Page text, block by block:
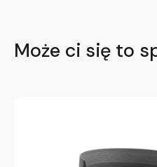
Może ci się to